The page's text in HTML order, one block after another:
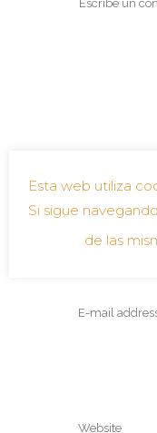
Esta web utiliza
Si sigue
de las